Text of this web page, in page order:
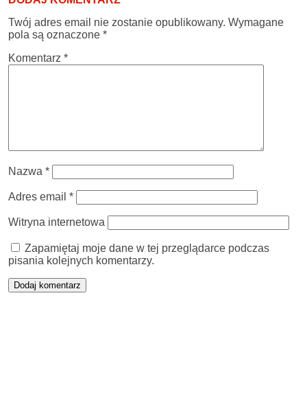
Twój adres email nie zostanie opublikowany. Wymagane
pola są oznaczone *
Komentarz *
Nazwa *
Adres email *
Witryna internetowa
Zapamiętaj moje dane w tej przeglądarce podczas
pisania kolejnych komentarzy.